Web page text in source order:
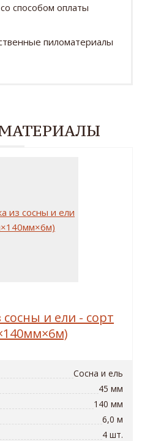
способом оплаты
пиломатериалы
и ели - сорт
Сосна и ель
45 мм
140 мм
6,0 м
4 шт.